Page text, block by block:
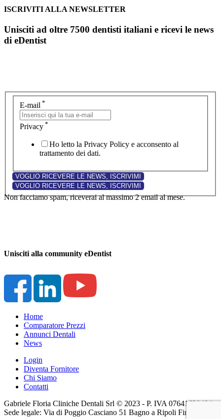
ISCRIVITI ALLA NEWSLETTER
Unisciti ad oltre 7500 dentisti italiani e ricevi le news
di eDentist
E-mail *
Privacy *
Ho letto la Privacy Policy e acconsento al
trattamento dei dati.
Non facciamo spam, riceverai al massimo 2 email al mese.
Unisciti alla community eDentist
Home
Comparatore Prezzi
Annunci Dentali
News
Login
Diventa Fornitore
Chi Siamo
Contatti
Gabriele Floria Cliniche Dentali Srl © 2023 - P. IVA 07641630484 -
Sede legale: Via di Poggio Casciano 51 Bagno a Ripoli Firenze (FI)